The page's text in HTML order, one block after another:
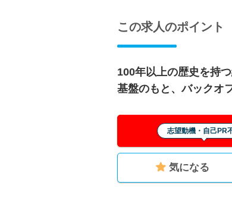
この求人のポイント
100年以上の歴史を持
基盤のもと、バックオ
志望動機・自己PR
気になる